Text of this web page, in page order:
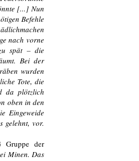
[...] Nun
Befehle
nach vorne
spät – die
Bei der
wurden
Tote, die
da plötzlich
oben in den
Eingeweide
gelehnt, vor.
Gruppe der
Minen. Das